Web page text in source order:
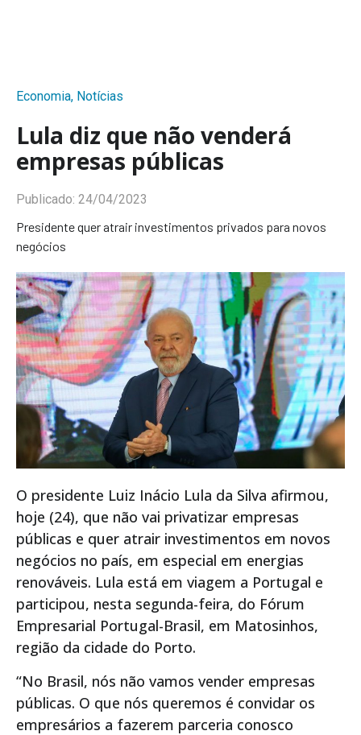
Economia, Notícias
Lula diz que não venderá
empresas públicas
Publicado: 24/04/2023
Presidente quer atrair investimentos privados para novos
negócios
O presidente Luiz Inácio Lula da Silva afirmou,
hoje (24), que não vai privatizar empresas
públicas e quer atrair investimentos em novos
negócios no país, em especial em energias
renováveis. Lula está em viagem a Portugal e
participou, nesta segunda-feira, do Fórum
Empresarial Portugal-Brasil, em Matosinhos,
região da cidade do Porto.
“No Brasil, nós não vamos vender empresas
públicas. O que nós queremos é convidar os
empresários a fazerem parceria conosco